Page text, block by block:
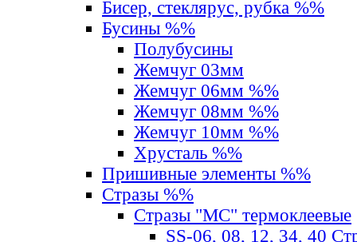
Бисер, стеклярус, рубка %%
Бусины %%
Полубусины
Жемчуг 03мм
Жемчуг 06мм %%
Жемчуг 08мм %%
Жемчуг 10мм %%
Хрусталь %%
Пришивные элементы %%
Стразы %%
Стразы "MС" термоклеевые
SS-06, 08, 12, 34, 40